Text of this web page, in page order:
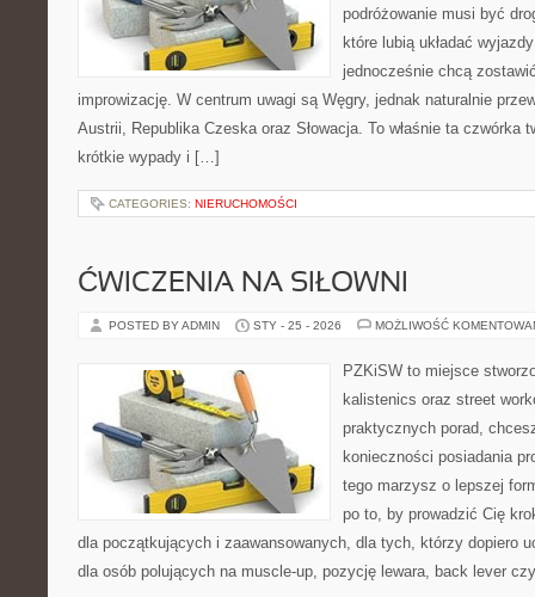
podróżowanie musi być
które lubią układać
jednocześnie chcą
improwizację. W centrum uwagi są Węgry, jednak naturalnie
Austrii, Republika Czeska oraz Słowacja. To właśnie ta czwórka
krótkie wypady i […]
CATEGORIES: NIERUCHOMOŚCI
ĆWICZENIA NA SIŁOWNI
POSTED BY ADMIN STY - 25 - 2026 MOŻLIWOŚĆ
PZKiSW to miejsce
kalistenics oraz street
praktycznych porad,
konieczności posiadania
tego marzysz o lepszej
po to, by prowadzić Cię
dla początkujących i zaawansowanych, dla tych, którzy dopiero
dla osób polujących na muscle-up, pozycję lewara, back lever